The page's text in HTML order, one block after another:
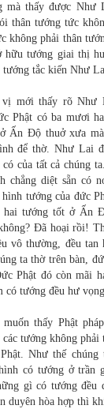
mà thấy được Như
thân tướng tức
không phải thân
hữu tướng giai thị
tắc kiến Như
mới thấy rõ Như
Phật có ba mươi
Ấn Độ thuở xưa
để thờ. Như Lai
có của tất cả chúng
chẳng diệt sẵn có
tướng của đức
hai tướng tốt ở Ấn
Đã hoại rồi!
vô thường, đều tan
ta thờ trên bàn,
Phật đó còn mãi
có tướng đều hư
muốn thấy Phật
các tướng không
Như thế chúng
có tướng ở trần
gì có tướng đều
duyên hòa hợp thì